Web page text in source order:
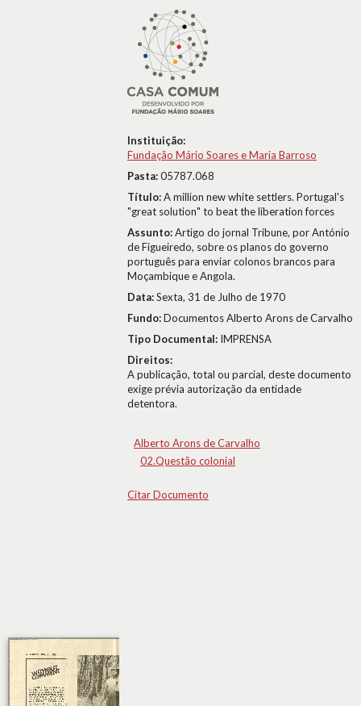
Instituição:
Fundação Mário Soares e Maria Barroso
Pasta:05787.068
Título:A million new white settlers. Portugal's
"great solution" to beat the liberation forces
Assunto:Artigo do jornal Tribune, por António
de Figueiredo, sobre os planos do governo
português para enviar colonos brancos para
Moçambique e Angola.
Data:Sexta, 31 de Julho de 1970
Fundo:Documentos Alberto Arons de Carvalho
Tipo Documental: IMPRENSA
Direitos:
A publicação, total ou parcial, deste documento
exige prévia autorização da entidade
detentora.
Alberto Arons de Carvalho
02.Questão colonial
Citar Documento